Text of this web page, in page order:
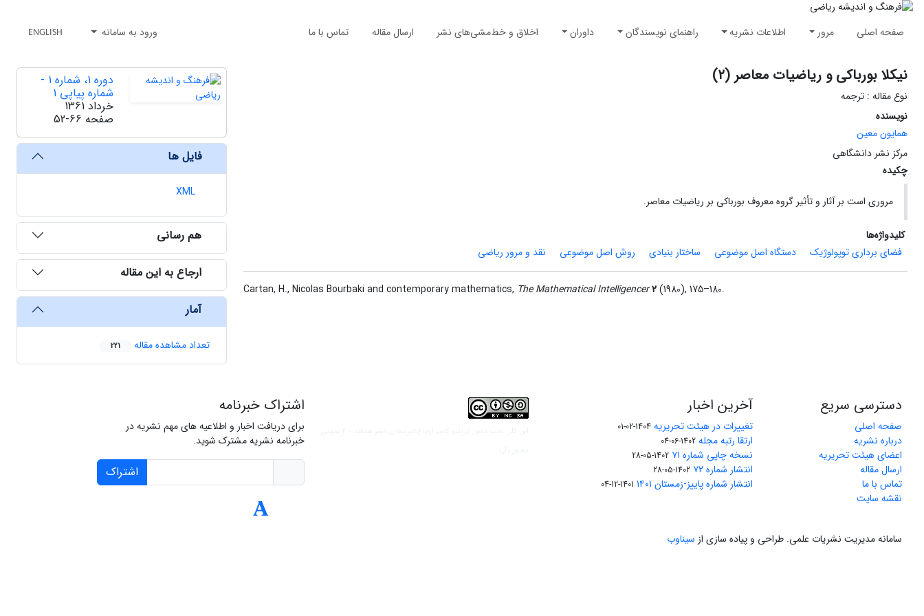
صفحه اصلی مرور اطلاعات نشریه راهنمای نویسندگان داوران اخلاق و خط‌مشی‌های نشر ارسال مقاله تماس با ما ورود به سامانه ENGLISH
نیکلا بورباکی و ریاضیات معاصر (۲)
نوع مقاله : ترجمه
نویسنده
همایون معین
مرکز نشر دانشگاهی
چکیده
مروری است بر آثار و تأثیر گروه معروف بورباکی بر ریاضیات معاصر.
کلیدواژه‌ها
فضای برداری توپولوژیک
دستگاه اصل موضوعی ساختار بنیادی روش اصل موضوعی نقد و مرور ریاضی
Cartan, H., Nicolas Bourbaki and contemporary mathematics, The Mathematical Intelligencer2(1980), 175–180.
دوره 1، شماره 1 -
شماره پیاپی 1
خرداد 1361
صفحه 52-66
فایل ها
XML
هم رسانی
ارجاع به این مقاله
آمار
تعداد مشاهده مقاله 221
دسترسی سریع
صفحه اصلی
درباره نشریه
اعضای هیئت تحریریه
ارسال مقاله
تماس با ما
نقشه سایت
آخرین اخبار
تغییرات در هیئت تحریریه 1404-02-01
ارتقا رتبه مجله 1402-06-04
نسخه چاپی شماره ۷۱ 1402-05-28
انتشار شماره ۷۲ 1402-05-28
انتشار شماره پاییز-زمستان ۱۴۰۱ 1401-12-04
اشتراک خبرنامه
برای دریافت اخبار و اطلاعیه های مهم نشریه در
خبرنامه نشریه مشترک شوید.
اشتراک
سامانه مدیریت نشریات علمی. طراحی و پیاده سازی از سیناوب